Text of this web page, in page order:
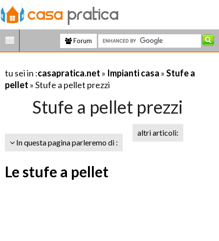
Forum
tu sei in :casapratica.net » Impianti casa »Stufe a
pellet » Stufe a pellet prezzi
Stufe a pellet prezzi
In questa pagina parleremo di :
altri articoli:
Le stufe a pellet